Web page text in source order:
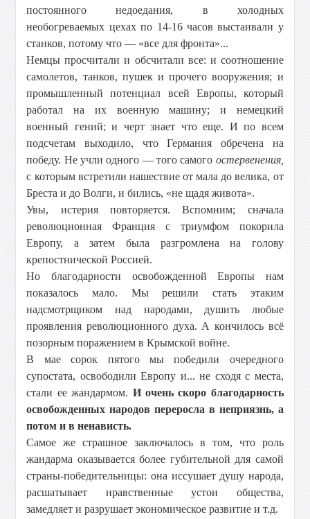
постоянного недоедания, в холодных
необогреваемых цехах по 14-16 часов выстаивали у
станков, потому что — «все для фронта»...
Немцы просчитали и обсчитали все: и соотношение
самолетов, танков, пушек и прочего вооружения; и
промышленный потенциал всей Европы, который
работал на их военную машину; и немецкий
военный гений; и черт знает что еще. И по всем
подсчетам выходило, что Германия обречена на
победу. Не учли одного — того самого остервенения,
с которым встретили нашествие от мала до велика, от
Бреста и до Волги, и бились, «не щадя живота».
Увы, истерия повторяется. Вспомним; сначала
революционная Франция с триумфом покорила
Европу, а затем была разгромлена на голову
крепостнической Россией.
Но благодарности освобожденной Европы нам
показалось мало. Мы решили стать этаким
надсмотрщиком над народами, душить любые
проявления революционного духа. А кончилось всё
позорным поражением в Крымской войне.
В мае сорок пятого мы победили очередного
супостата, освободили Европу и... не сходя с места,
стали ее жандармом. И очень скоро благодарность
освобожденных народов переросла в неприязнь, а
потом и в ненависть.
Самое же страшное заключалось в том, что роль
жандарма оказывается более губительной для самой
страны-победительницы: она иссушает душу народа,
расшатывает нравственные устои общества,
замедляет и разрушает экономическое развитие и т.д.